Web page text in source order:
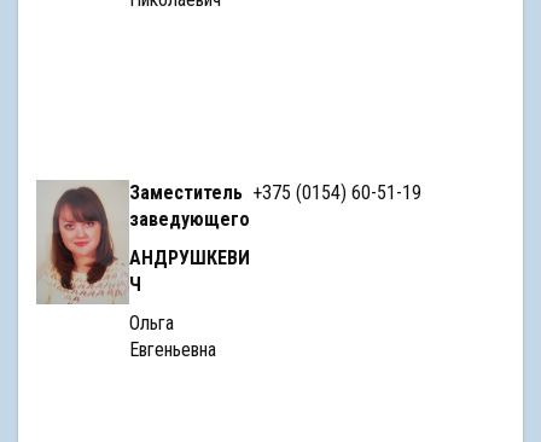
Заместитель
заведующего
АНДРУШКЕВИ
Ч
Ольга
Евгеньевна
+375 (0154) 60-51-19